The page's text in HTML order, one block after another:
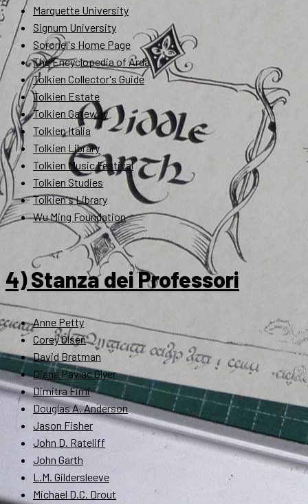
Marquette University
Signum University
Soronel's Home Page
The Encyclopedia of Arda
Tolkien Collector's Guide
Tolkien Estate
Tolkien Gateway
Tolkien Italia
Tolkien Library
Tolkien Music Festival
Tolkien Studies
Tolkien's Library
Wu Ming Foundation
4) Stanza dei Professori
Anne Petty
Corey Olsen
David Bratman
Diana Pavlac Glyer
Dimitra Fimi
Douglas A. Anderson
Jason Fisher
John D. Rateliff
John Garth
L.M. Gildersleeve
Michael D.C. Drout